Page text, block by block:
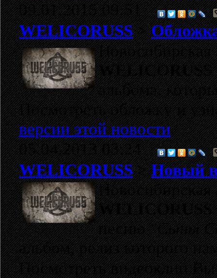
09.01.2015 09:51
WELICORUSS>
Новосибирская
WELICORUSS
альбома,
Посмотреть обложку и
версии этой новости.
05.04.2013 03:24
WELICORUSS>Новый
Новосибирская
WELICORUSS
песню"Сыны
альбом, релиз которого
Посмотреть видеоклип